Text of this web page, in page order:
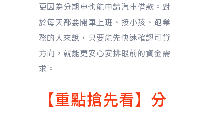
更因為分期車也能申請汽車借款。對
於每天都要開車上班、接小孩、跑業
務的人來說，只要能先快速確認可貸
方向，就能更安心安排眼前的資金需
求。
【重點搶先看】分